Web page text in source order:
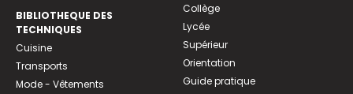
BIBLIOTHEQUE DES
TECHNIQUES
Cuisine
Transports
Mode - Vêtements
Collège
Lycée
Supérieur
Orientation
Guide pratique